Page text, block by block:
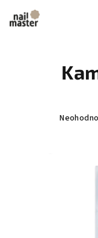
obsah
Průměrné